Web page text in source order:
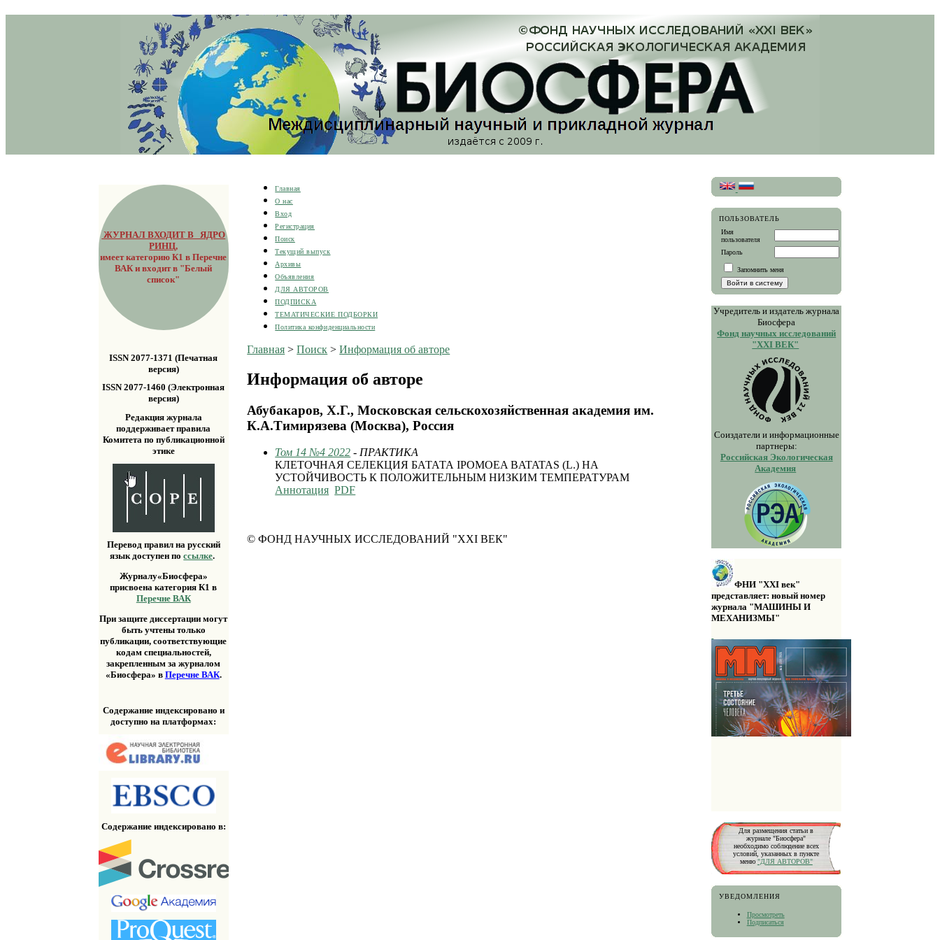
ЖУРНАЛ ВХОДИТ В ЯДРО
РИНЦ,
имеет категорию К1 в Перечне
ВАК и входит в "Белый
список"
ISSN 2077-1371 (Печатная
версия)
ISSN 2077-1460 (Электронная
версия)
Редакция журнала
поддерживает правила
Комитета по публикационной
этике
Перевод правил на русский
язык доступен поссылке.
Журналу«Биосфера»
присвоена категория К1 в
Перечне ВАК
При защите диссертации могут
быть учтены только
публикации, соответствующие
кодам специальностей,
закрепленным за журналом
«Биосфера» в Перечне ВАК.
Содержание индексировано и
доступно на платформах:
Содержание индексировано в:
ПОЛЬЗОВАТЕЛЬ
Имя
пользователя
Пароль
Запомнить меня
Учредитель и издатель журнала
Биосфера
Фонд научных исследований
"XXI ВЕК"
Соиздатели и информационные
партнеры:
Российская Экологическая
Академия
ФНИ "XXI век"
представляет: новый номер
журнала "МАШИНЫ И
МЕХАНИЗМЫ"
Для размещения статьи в
журнале "Биосфера"
необходимо соблюдение всех
условий, указанных в пункте
меню "ДЛЯ АВТОРОВ"
УВЕДОМЛЕНИЯ
Просмотреть
Подписаться
Главная
О нас
Вход
Регистрация
Поиск
Текущий выпуск
Архивы
Объявления
ДЛЯ АВТОРОВ
ПОДПИСКА
ТЕМАТИЧЕСКИЕ ПОДБОРКИ
Политика конфиденциальности
Главная >Поиск >Информация об авторе
Информация об авторе
Абубакаров, Х.Г., Московская сельскохозяйственная академия им.
К.А.Тимирязева (Москва), Россия
Том 14 №4 2022 - ПРАКТИКА
КЛЕТОЧНАЯ СЕЛЕКЦИЯ БАТАТА IPOMOEA BATATAS (L.) НА
УСТОЙЧИВОСТЬ К ПОЛОЖИТЕЛЬНЫМ НИЗКИМ ТЕМПЕРАТУРАМ
Аннотация PDF
© ФОНД НАУЧНЫХ ИССЛЕДОВАНИЙ "XXI ВЕК"